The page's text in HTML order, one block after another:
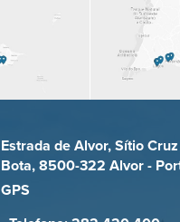
Estrada de Alvor, Sítio
Bota, 8500-322 Alvor -
GPS